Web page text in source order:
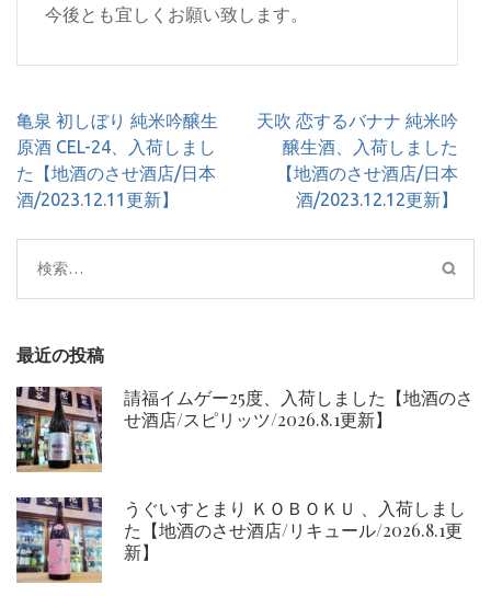
今後とも宜しくお願い致します。
投
稿
ナ
ビ
シ
ョ
亀泉 初しぼり 純米吟醸生
原酒 CEL-24、入荷しまし
た【地酒のさせ酒店/日本
酒/2023.12.11更新】
天吹 恋するバナナ 純米吟
醸生酒、入荷しました
【地酒のさせ酒店/日本
酒/2023.12.12更新】
検
索:
最近の投稿
請福イムゲー25度、入荷しました【地酒のさ
せ酒店/スピリッツ/2026.8.1更新】
うぐいすとまり ＫＯＢＯＫＵ 、入荷しまし
た【地酒のさせ酒店/リキュール/2026.8.1更
新】